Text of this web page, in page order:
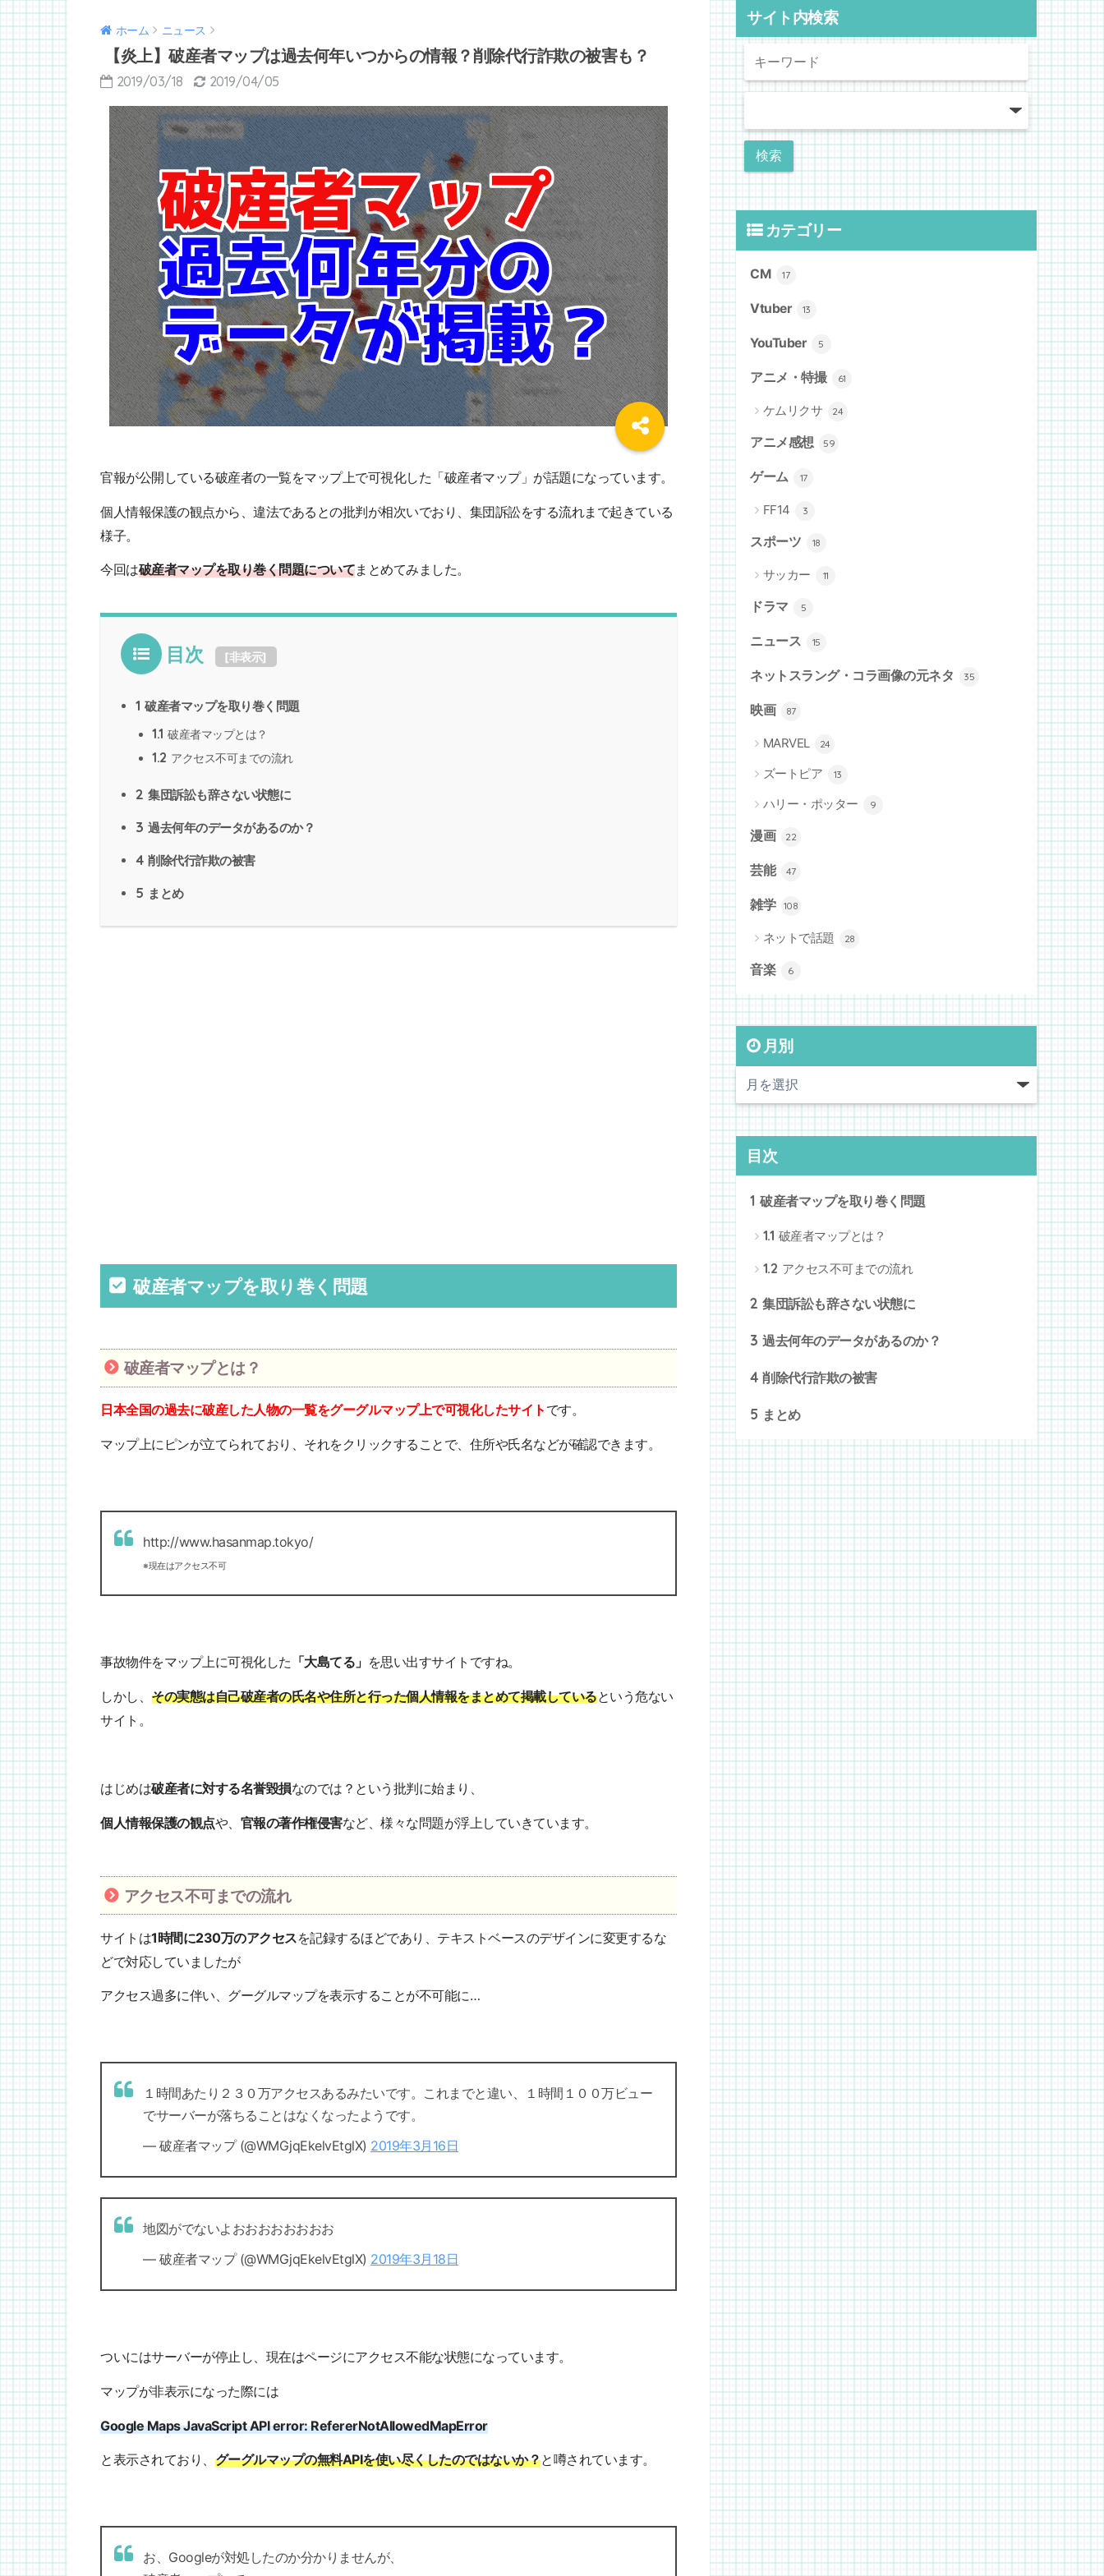
ホーム ニュース
【炎上】破産者マップは過去何年いつからの情報？削除代行詐欺の被害も？
2019/03/18 2019/04/05
官報が公開している破産者の一覧をマップ上で可視化した「破産者マップ」が話題になっています。
個人情報保護の観点から、違法であるとの批判が相次いでおり、集団訴訟をする流れまで起きている
様子。
今回は破産者マップを取り巻く問題についてまとめてみました。
目次 [非表示]
1 破産者マップを取り巻く問題
1.1 破産者マップとは？
1.2 アクセス不可までの流れ
2 集団訴訟も辞さない状態に
3 過去何年のデータがあるのか？
4 削除代行詐欺の被害
5 まとめ
破産者マップを取り巻く問題
破産者マップとは？
日本全国の過去に破産した人物の一覧をグーグルマップ上で可視化したサイト です。
マップ上にピンが立てられており、それをクリックすることで、住所や氏名などが確認できます。
http://www.hasanmap.tokyo/
※現在はアクセス不可
事故物件をマップ上に可視化した 「大島てる」 を思い出すサイトですね。
しかし、 その実態は自己破産者の氏名や住所と行った個人情報をまとめて掲載しているという危ない
サイト。
はじめは破産者に対する名誉毀損なのでは？という批判に始まり、
個人情報保護の観点や、 官報の著作権侵害など、様々な問題が浮上していきています。
アクセス不可までの流れ
サイトは1時間に230万のアクセスを記録するほどであり、テキストベースのデザインに変更するな
どで対応していましたが
アクセス過多に伴い、グーグルマップを表示することが不可能に…
１時間あたり２３０万アクセスあるみたいです。これまでと違い、１時間１００万ビュー
でサーバーが落ちることはなくなったようです。
— 破産者マップ (@WMGjqEkelvEtglX) 2019年3月16日
地図がでないよおおおおおおおお
— 破産者マップ (@WMGjqEkelvEtglX) 2019年3月18日
ついにはサーバーが停止し、現在はページにアクセス不能な状態になっています。
マップが非表示になった際には
Google Maps JavaScript API error: RefererNotAllowedMapError
と表示されており、 グーグルマップの無料APIを使い尽くしたのではないか？と噂されています。
お、Googleが対処したのか分かりませんが、
サイト内検索
カテゴリー
CM 17
Vtuber 13
YouTuber 5
アニメ・特撮 61
ケムリクサ 24
アニメ感想 59
ゲーム 17
FF14 3
スポーツ 18
サッカー 11
ドラマ 5
ニュース 15
ネットスラング・コラ画像の元ネタ 35
映画 87
MARVEL 24
ズートピア 13
ハリー・ポッター 9
漫画 22
芸能 47
雑学 108
ネットで話題 28
音楽 6
月別
目次
1 破産者マップを取り巻く問題
1.1 破産者マップとは？
1.2 アクセス不可までの流れ
2 集団訴訟も辞さない状態に
3 過去何年のデータがあるのか？
4 削除代行詐欺の被害
5 まとめ